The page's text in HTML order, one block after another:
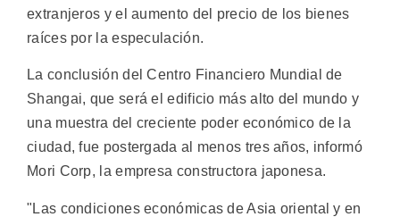
extranjeros y el aumento del precio de los bienes
raíces por la especulación.
La conclusión del Centro Financiero Mundial de
Shangai, que será el edificio más alto del mundo y
una muestra del creciente poder económico de la
ciudad, fue postergada al menos tres años, informó
Mori Corp, la empresa constructora japonesa.
"Las condiciones económicas de Asia oriental y en